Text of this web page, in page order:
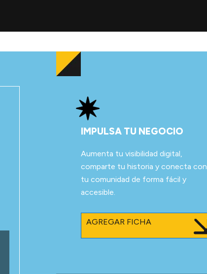
IMPULSA TU NEGOCIO
Aumenta tu visibilidad digital,
comparte tu historia y conecta con
tu comunidad de forma fácil y
accesible.
AGREGAR FICHA